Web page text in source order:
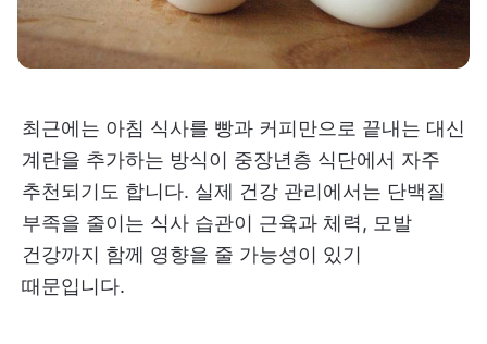
최근에는 아침 식사를 빵과 커피만으로 끝내는 대신
계란을 추가하는 방식이 중장년층 식단에서 자주
추천되기도 합니다. 실제 건강 관리에서는 단백질
부족을 줄이는 식사 습관이 근육과 체력, 모발
건강까지 함께 영향을 줄 가능성이 있기
때문입니다.